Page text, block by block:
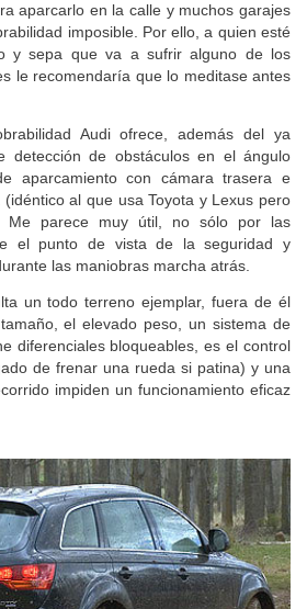
aparcarlo en la calle y muchos garajes
imposible. Por ello, a quien esté
y sepa que va a sufrir alguno de los
le recomendaría que lo meditase antes
Audi ofrece, además del ya
detección de obstáculos en el ángulo
aparcamiento con cámara trasera e
al que usa Toyota y Lexus pero
Me parece muy útil, no sólo por las
el punto de vista de la seguridad y
las maniobras marcha atrás.
un todo terreno ejemplar, fuera de él
el elevado peso, un sistema de
diferenciales bloqueables, es el control
de frenar una rueda si patina) y una
impiden un funcionamiento eficaz